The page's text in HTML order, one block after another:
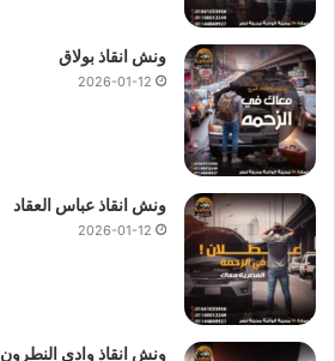
ونش انقاذ بولاق
2026-01-12
ونش انقاذ عباس العقاد
2026-01-12
ونش انقاذ وادي النطرون